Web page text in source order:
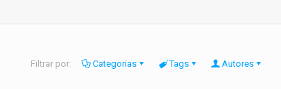
Filtrar por: Categorias Tags Autores